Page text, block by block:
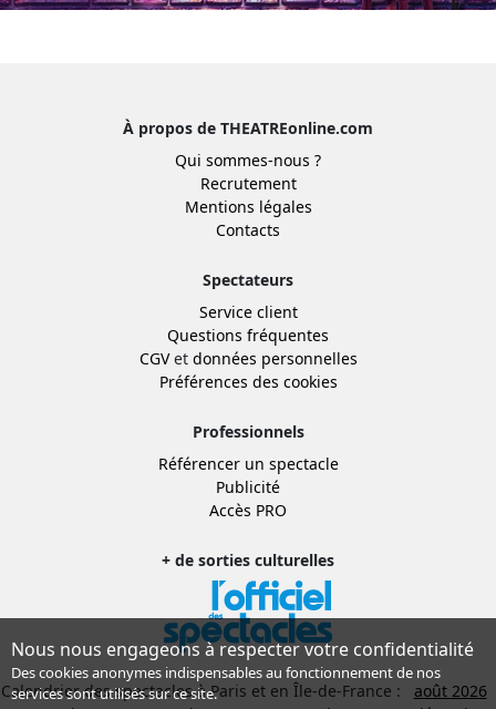
À propos de THEATREonline.com
Qui sommes-nous ?
Recrutement
Mentions légales
Contacts
Spectateurs
Service client
Questions fréquentes
CGVet données personnelles
Préférences des cookies
Professionnels
Référencer un spectacle
Publicité
Accès PRO
+ de sorties culturelles
Calendrier des spectacles à Paris et en Île-de-France :
août 2026
Nous nous engageons à respecter votre confidentialité
Des cookies anonymes indispensables au fonctionnement de nos
services sont utilisés sur ce site.